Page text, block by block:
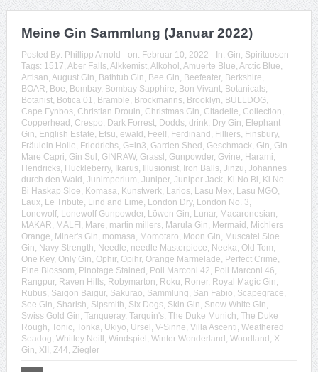
Meine Gin Sammlung (Januar 2022)
Posted By: Phillipp Arnold on: Februar 10, 2022 In: Gin, Spirituosen
Tags: 1517, Aber Falls, Alkkemist, Alkohol , Amuerte Blue, Arctic Blue,
Artisan, August Gin, Bathtub Gin, Bee Gin, Beefeater, Berkshire,
BOAR, Boe, Bombay, Bombay Sapphire, Bon Vivant, Botanicals,
Botanist, Botica 01, Bramble, Brockmanns, Brooklyn, BULLDOG,
Cape Fynbos, Christian Drouin, Christmas Gin, Citadelle, Collection,
Copperhead , Crespo, Dark Forrest, Dodds, drink, Dry Gin, Elephant
Gin, English Estate, Etsu, ewald , Feel!, Ferdinand , Filliers, Finsbury,
Fräulein Holle, Friedrichs, G=in3, Garden Shed , Geschmack, Gin, Gin
Mare Capri, Gin Sul , GINRAW, Grassl , Gunpowder, Gvine, Harami,
Hendricks, Huckleberry, Ikarus, Illusionist, Iron Balls, Jinzu, Johannes
durch den Wald , Junimperium, Juniper, Juniper Jack, Ki No Bi, Ki No
Bi Haskap Sloe, Komasa, Kunstwerk, Larios, Lasu Mex, Lasu MGO,
Laux, Le Tribute, Lind and Lime, London Dry, London No. 3,
Lonewolf, Lonewolf Gunpowder, Löwen Gin, Lunar, Macaronesian,
MAKAR, MALFI , Mare, martin millers, Marula Gin, Mermaid , Michlers
Orange, Miner's Gin, momasa, Momotaro, Moon Gin, Muscatel Sloe
Gin, Navy Strength, Needle, needle Masterpiece, Neeka, Old Tom,
One Key, Only Gin, Ophir, Opihr, Orange Marmelade, Perfect Crime,
Pine Blossom, Pinotage Stained , Poli Marconi 42, Poli Marconi 46,
Rangpur, Raven Hills, Robymarton, Roku, Roner, Royal Magic Gin,
Rubus, Saigon Baigur, Sakurao, Sammlung, San Fabio, Scapegrace,
See Gin, Sharish, Sipsmith, Six Dogs, Skin Gin, Snow White Gin,
Swiss Gold Gin, Tanqueray, Tarquin's, The Duke Munich, The Duke
Rough, Tonic, Tonka, Ukiyo, Ursel , V-Sinne, Villa Ascenti, Weathered
Seadog, Whitley Neill , Windspiel , Winter Wonderland , Woodland , X-
Gin, XII , Z44, Ziegler